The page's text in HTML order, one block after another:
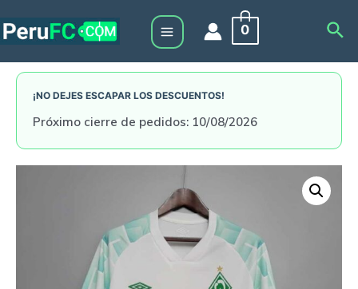
to
Main
Menu
0
¡NO DEJES ESCAPAR LOS DESCUENTOS!
Próximo cierre de pedidos: 10/08/2026